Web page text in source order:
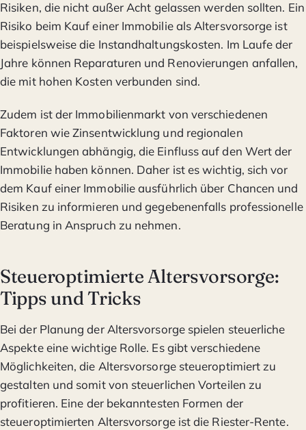
Risiken, die nicht außer Acht gelassen werden sollten. Ein
Risiko beim Kauf einer Immobilie als Altersvorsorge ist
beispielsweise die Instandhaltungskosten. Im Laufe der
Jahre können Reparaturen und Renovierungen anfallen,
die mit hohen Kosten verbunden sind.
Zudem ist der Immobilienmarkt von verschiedenen
Faktoren wie Zinsentwicklung und regionalen
Entwicklungen abhängig, die Einfluss auf den Wert der
Immobilie haben können. Daher ist es wichtig, sich vor
dem Kauf einer Immobilie ausführlich über Chancen und
Risiken zu informieren und gegebenenfalls professionelle
Beratung in Anspruch zu nehmen.
Steueroptimierte Altersvorsorge:
Tipps und Tricks
Bei der Planung der Altersvorsorge spielen steuerliche
Aspekte eine wichtige Rolle. Es gibt verschiedene
Möglichkeiten, die Altersvorsorge steueroptimiert zu
gestalten und somit von steuerlichen Vorteilen zu
profitieren. Eine der bekanntesten Formen der
steueroptimierten Altersvorsorge ist die Riester-Rente.